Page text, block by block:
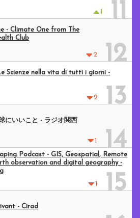
1 11
2 12
- Climate One from The
Club
2 13
Scienze nella vita di tutti i giorni -
1 14
にいいこと - ラジオ関西
1 15
Podcast - GIS, Geospatial, Remote
observation and digital geography -
- Cirad